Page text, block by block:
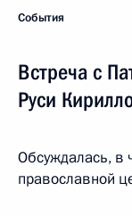
События
Встреча с
Руси
Обсуждалась, в
православной